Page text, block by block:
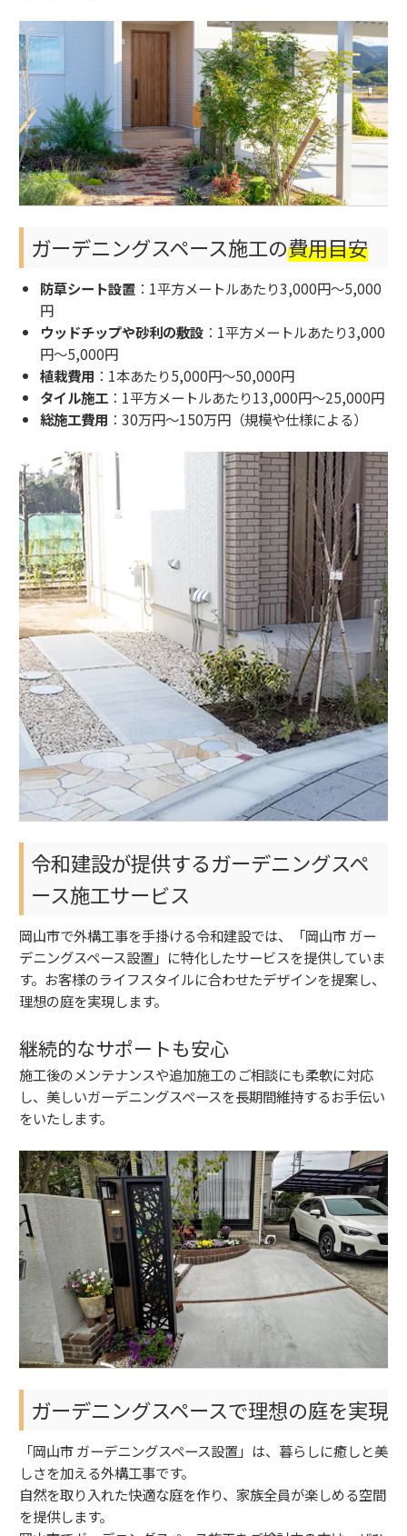
ガーデニングスペース施工の費用目安
防草シート設置 ：1平方メートルあたり3,000円～5,000
円
ウッドチップや砂利の敷設 ：1平方メートルあたり3,000
円～5,000円
植栽費用 ：1本あたり5,000円～50,000円
タイル施工 ：1平方メートルあたり13,000円～25,000円
総施工費用 ：30万円～150万円（規模や仕様による）
令和建設が提供するガーデニングスペ
ース施工サービス
岡山市で外構工事を手掛ける令和建設では、「岡山市 ガー
デニングスペース設置」に特化したサービスを提供していま
す。お客様のライフスタイルに合わせたデザインを提案し、
理想の庭を実現します。
継続的なサポートも安心
施工後のメンテナンスや追加施工のご相談にも柔軟に対応
し、美しいガーデニングスペースを長期間維持するお手伝い
をいたします。
ガーデニングスペースで理想の庭を実現
「岡山市 ガーデニングスペース設置」は、暮らしに癒しと美
しさを加える外構工事です。
自然を取り入れた快適な庭を作り、家族全員が楽しめる空間
を提供します。